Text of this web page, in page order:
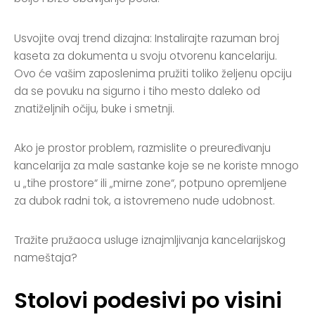
Usvojite ovaj trend dizajna: Instalirajte razuman broj
kaseta za dokumenta u svoju otvorenu kancelariju.
Ovo će vašim zaposlenima pružiti toliko željenu opciju
da se povuku na sigurno i tiho mesto daleko od
znatiželjnih očiju, buke i smetnji.
Ako je prostor problem, razmislite o preuređivanju
kancelarija za male sastanke koje se ne koriste mnogo
u „tihe prostore“ ili „mirne zone“, potpuno opremljene
za dubok radni tok, a istovremeno nude udobnost.
Tražite pružaoca usluge iznajmljivanja kancelarijskog
nameštaja?
Stolovi podesivi po visini